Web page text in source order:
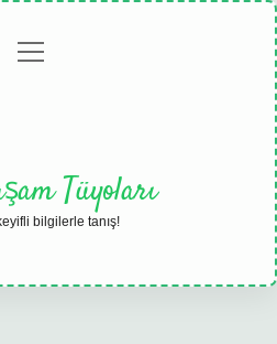
menüyü
Tüyoları
bilgilerle tanış!